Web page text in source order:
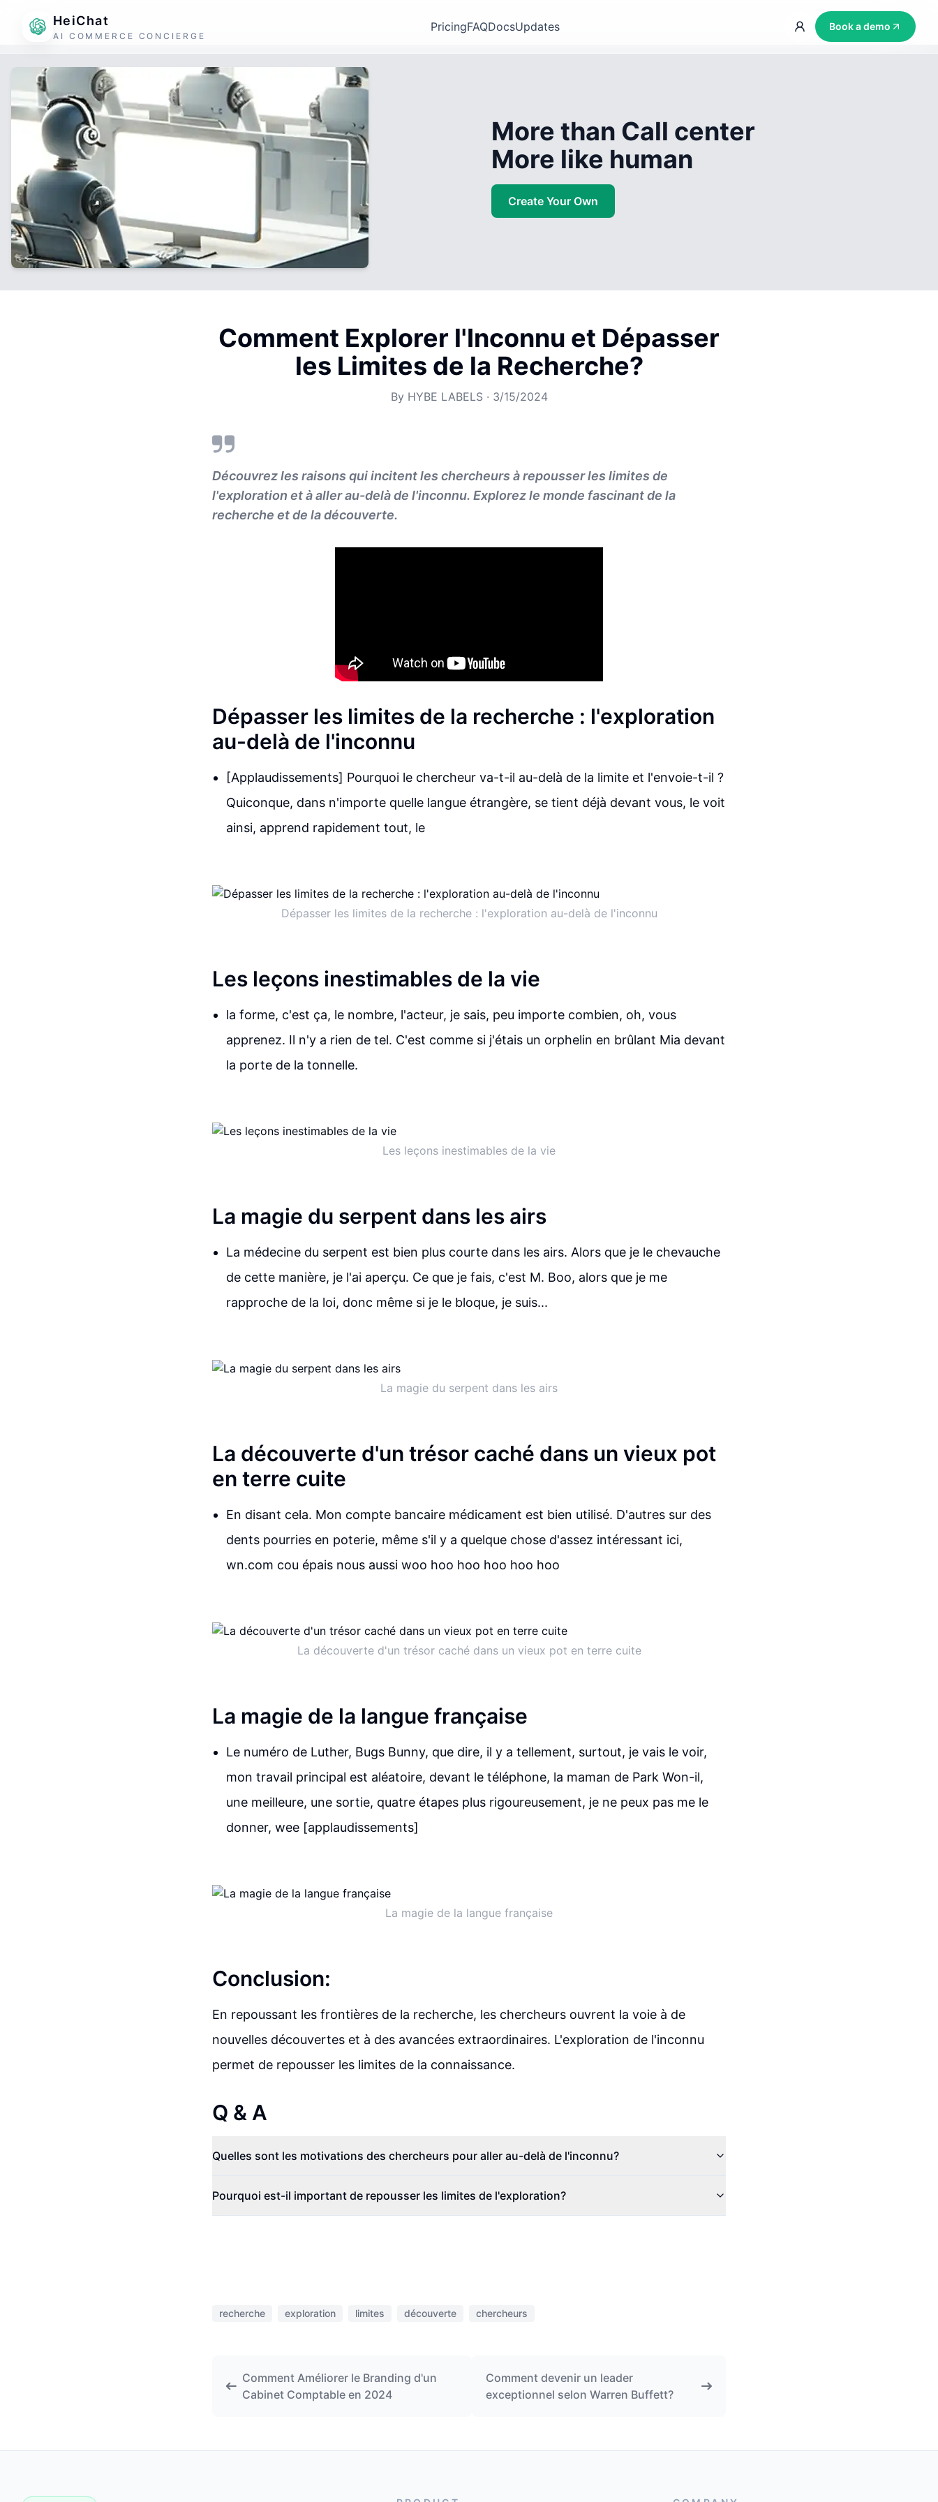
HeiChat
AI COMMERCE CONCIERGE
PricingFAQDocsUpdates Book a demo
More than Call center
More like human
Create Your Own
Comment Explorer l'Inconnu et Dépasser
les Limites de la Recherche?
By HYBE LABELS· 3/15/2024
Découvrez les raisons qui incitent les chercheurs à repousser les limites de
l'exploration et à aller au-delà de l'inconnu. Explorez le monde fascinant de la
recherche et de la découverte.
Dépasser les limites de la recherche : l'exploration
au-delà de l'inconnu
[Applaudissements] Pourquoi le chercheur va-t-il au-delà de la limite et l'envoie-t-il ?
Quiconque, dans n'importe quelle langue étrangère, se tient déjà devant vous, le voit
ainsi, apprend rapidement tout, le
Dépasser les limites de la recherche : l'exploration au-delà de l'inconnu
Les leçons inestimables de la vie
la forme, c'est ça, le nombre, l'acteur, je sais, peu importe combien, oh, vous
apprenez. Il n'y a rien de tel. C'est comme si j'étais un orphelin en brûlant Mia devant
la porte de la tonnelle.
Les leçons inestimables de la vie
La magie du serpent dans les airs
La médecine du serpent est bien plus courte dans les airs. Alors que je le chevauche
de cette manière, je l'ai aperçu. Ce que je fais, c'est M. Boo, alors que je me
rapproche de la loi, donc même si je le bloque, je suis...
La magie du serpent dans les airs
La découverte d'un trésor caché dans un vieux pot
en terre cuite
En disant cela. Mon compte bancaire médicament est bien utilisé. D'autres sur des
dents pourries en poterie, même s'il y a quelque chose d'assez intéressant ici,
wn.com cou épais nous aussi woo hoo hoo hoo hoo hoo
La découverte d'un trésor caché dans un vieux pot en terre cuite
La magie de la langue française
Le numéro de Luther, Bugs Bunny, que dire, il y a tellement, surtout, je vais le voir,
mon travail principal est aléatoire, devant le téléphone, la maman de Park Won-il,
une meilleure, une sortie, quatre étapes plus rigoureusement, je ne peux pas me le
donner, wee [applaudissements]
La magie de la langue française
Conclusion:
En repoussant les frontières de la recherche, les chercheurs ouvrent la voie à de
nouvelles découvertes et à des avancées extraordinaires. L'exploration de l'inconnu
permet de repousser les limites de la connaissance.
Q & A
Quelles sont les motivations des chercheurs pour aller au-delà de l'inconnu?
Pourquoi est-il important de repousser les limites de l'exploration?
recherche exploration limites découverte chercheurs
Comment Améliorer le Branding d'un
Cabinet Comptable en 2024
Comment devenir un leader
exceptionnel selon Warren Buffett?